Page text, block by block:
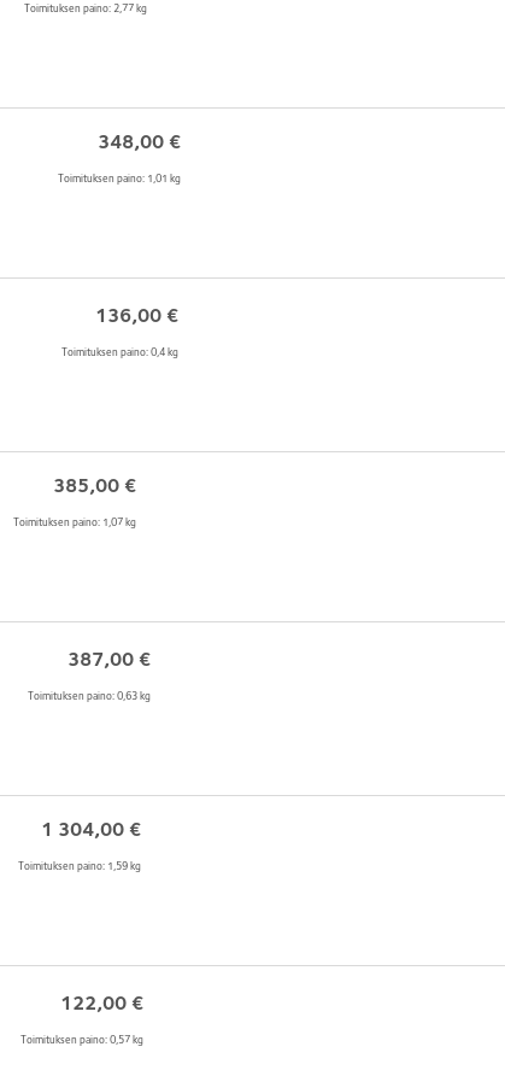
Toimituksen paino: 2,77 kg
348,00 €
Toimituksen paino: 1,01 kg
136,00 €
Toimituksen paino: 0,4 kg
385,00 €
Toimituksen paino: 1,07 kg
387,00 €
Toimituksen paino: 0,63 kg
1 304,00 €
Toimituksen paino: 1,59 kg
122,00 €
Toimituksen paino: 0,57 kg